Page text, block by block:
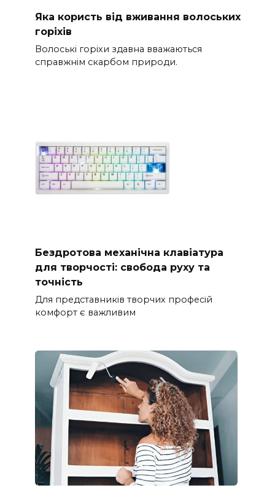
Яка користь від вживання волоських
горіхів
Волоські горіхи здавна вважаються
справжнім скарбом природи.
Бездротова механічна клавіатура
для творчості: свобода руху та
точність
Для представників творчих професій
комфорт є важливим